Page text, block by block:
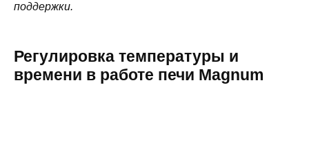
поддержки.
Регулировка температуры и
времени в работе печи Magnum